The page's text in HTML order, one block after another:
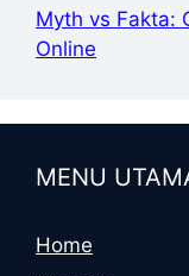
Myth vs Fakta:
Online
MENU
Home